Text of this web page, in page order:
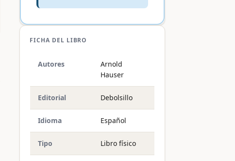
FICHA DEL LIBRO
Autores
Arnold
Hauser
Editorial Debolsillo
Idioma Español
Tipo Libro físico